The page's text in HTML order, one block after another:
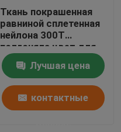
Ткань покрашенная
равниной сплетенная
нейлона 300Т
подгоняла цвет для
Спорцвеар
Лучшая цена
контактные